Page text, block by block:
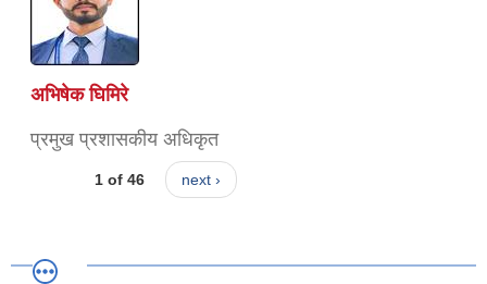
अभिषेक घिमिरे
प्रमुख प्रशासकीय अधिकृत
1 of 46 next ›